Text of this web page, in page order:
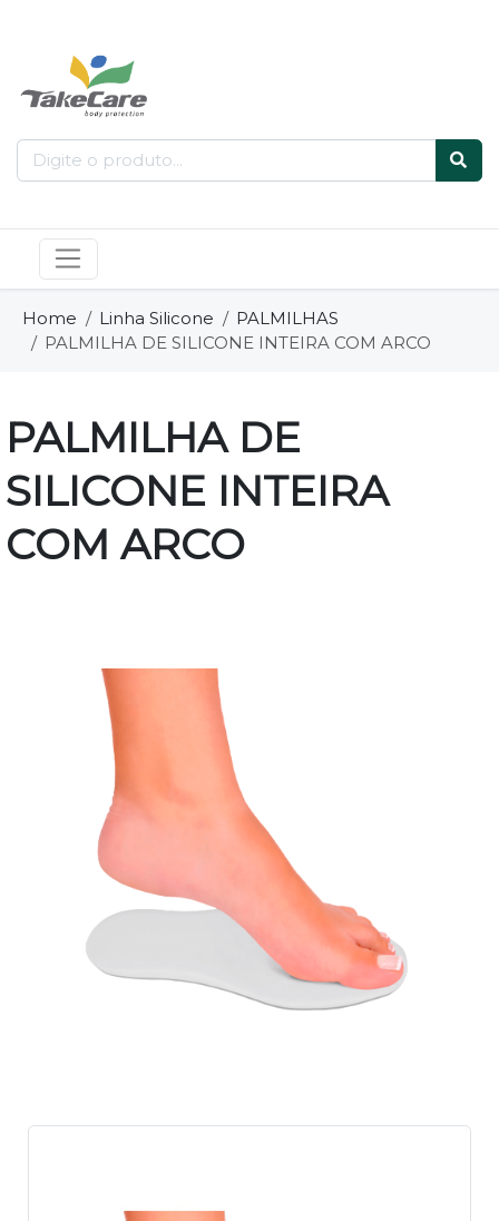
Home Linha Silicone
PALMILHAS
PALMILHA DE SILICONE INTEIRA COM ARCO
PALMILHA DE
SILICONE INTEIRA
COM ARCO